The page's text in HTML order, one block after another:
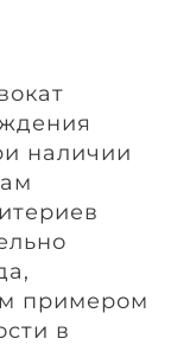
наличии
примером
в